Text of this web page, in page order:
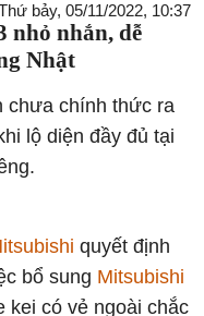
bảy, 05/11/2022, 10:37
nhỏ nhắn, dễ
Nhật
chưa chính thức ra
lộ diện đầy đủ tại
quyết định
bổ sung Mitsubishi
kei có vẻ ngoài chắc